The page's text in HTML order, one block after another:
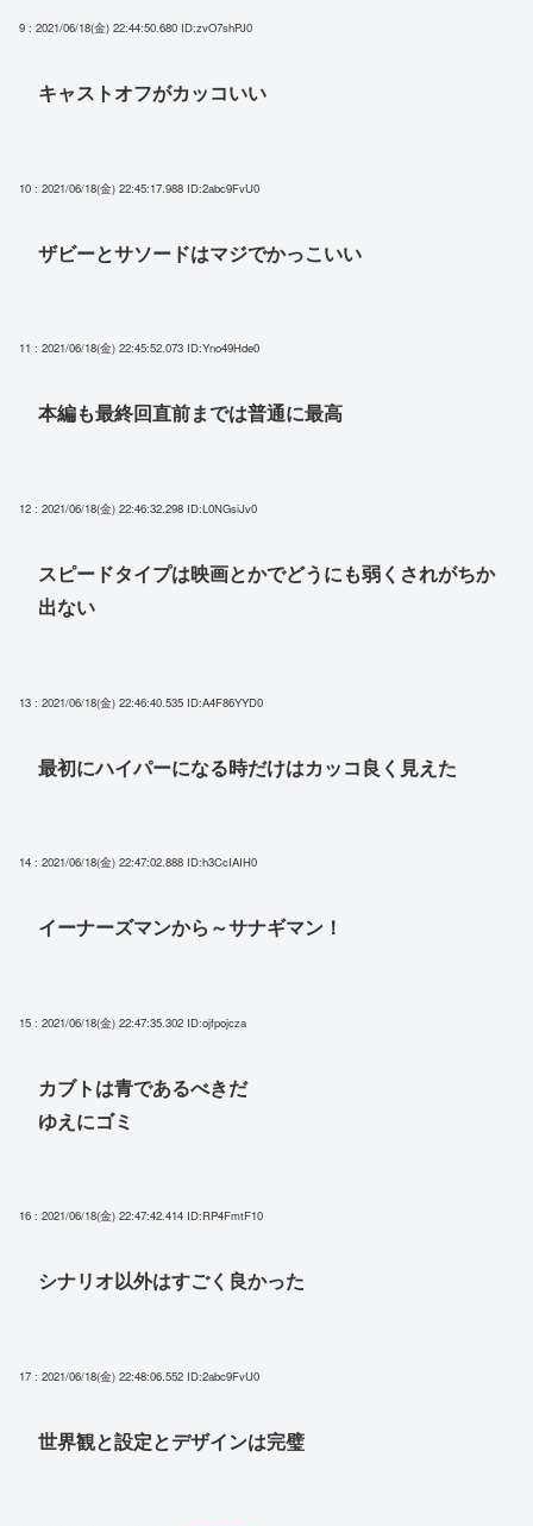
9 : 2021/06/18(金) 22:44:50.680 ID:zvO7shPJ0
キャストオフがカッコいい
10 : 2021/06/18(金) 22:45:17.988 ID:2abc9FvU0
ザビーとサソードはマジでかっこいい
11 : 2021/06/18(金) 22:45:52.073 ID:Yno49Hde0
本編も最終回直前までは普通に最高
12 : 2021/06/18(金) 22:46:32.298 ID:L0NGsiJv0
スピードタイプは映画とかでどうにも弱くされがちか
出ない
13 : 2021/06/18(金) 22:46:40.535 ID:A4F86YYD0
最初にハイパーになる時だけはカッコ良く見えた
14 : 2021/06/18(金) 22:47:02.888 ID:h3CcIAIH0
イーナーズマンから～サナギマン！
15 : 2021/06/18(金) 22:47:35.302 ID:ojfpojcza
カブトは青であるべきだ
ゆえにゴミ
16 : 2021/06/18(金) 22:47:42.414 ID:RP4FmtF10
シナリオ以外はすごく良かった
17 : 2021/06/18(金) 22:48:06.552 ID:2abc9FvU0
世界観と設定とデザインは完璧